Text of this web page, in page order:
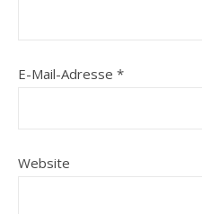
E-Mail-Adresse *
Website